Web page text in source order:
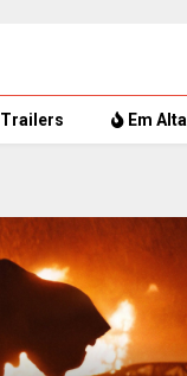
Trailers Em Alta